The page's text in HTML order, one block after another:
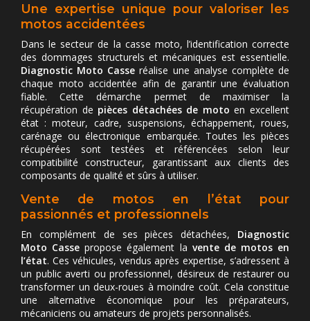
Une expertise unique pour valoriser les
motos accidentées
Dans le secteur de la casse moto, l’identification correcte
des dommages structurels et mécaniques est essentielle.
Diagnostic Moto Casseréalise une analyse complète de
chaque moto accidentée afin de garantir une évaluation
fiable. Cette démarche permet de maximiser la
récupération de pièces détachées de moto en excellent
état : moteur, cadre, suspensions, échappement, roues,
carénage ou électronique embarquée. Toutes les pièces
récupérées sont testées et référencées selon leur
compatibilité constructeur, garantissant aux clients des
composants de qualité et sûrs à utiliser.
Vente de motos en l’état pour
passionnés et professionnels
En complément de ses pièces détachées, Diagnostic
Moto Casse propose également la vente de motos en
l’état. Ces véhicules, vendus après expertise, s’adressent à
un public averti ou professionnel, désireux de restaurer ou
transformer un deux-roues à moindre coût. Cela constitue
une alternative économique pour les préparateurs,
mécaniciens ou amateurs de projets personnalisés.